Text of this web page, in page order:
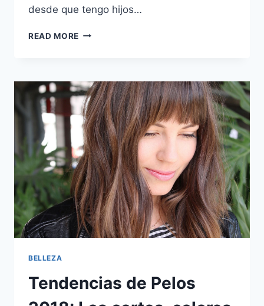
desde que tengo hijos…
READ MORE MIS
PARTE
3
–
#NOTSPONSORED
(#SINAUSPICIO)
BELLEZA
Tendencias de Pelos